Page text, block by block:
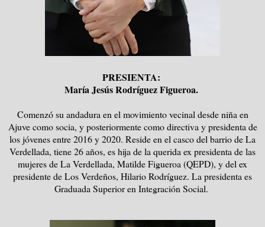
PRESIENTA:
María Jesús Rodríguez Figueroa.
Comenzó su andadura en el movimiento vecinal desde niña en
Ajuve como socia, y posteriormente como directiva y presidenta de
los jóvenes entre 2016 y 2020. Reside en el casco del barrio de La
Verdellada, tiene 26 años, es hija de la querida ex presidenta de las
mujeres de La Verdellada, Matilde Figueroa (QEPD), y del ex
presidente de Los Verdeños, Hilario Rodríguez. La presidenta es
Graduada Superior en Integración Social.